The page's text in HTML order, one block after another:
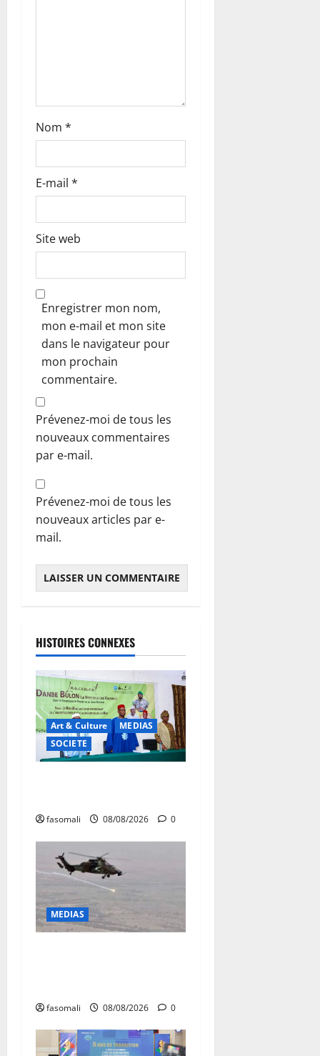
Nom *
E-mail *
Site web
Enregistrer mon nom,
mon e-mail et mon site
dans le navigateur pour
mon prochain
commentaire.
Prévenez-moi de tous les
nouveaux commentaires
par e-mail.
Prévenez-moi de tous les
nouveaux articles par e-
mail.
HISTOIRES CONNEXES
Art & Culture
MEDIAS
SOCIETE
fasomali 08/08/2026 0
MEDIAS
fasomali 08/08/2026 0